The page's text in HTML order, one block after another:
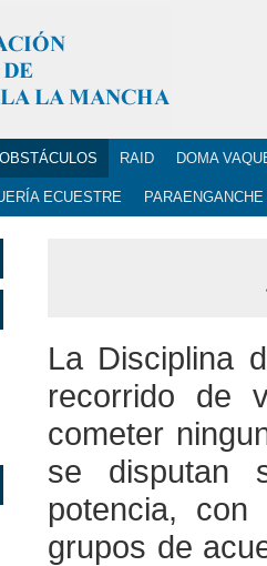
RAID DOMA
ECUESTRE PARAENGANCHE
La Disciplina
recorrido de
cometer
se disputan
potencia,
grupos de